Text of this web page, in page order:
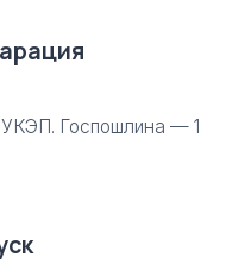
Госпошлина — 1